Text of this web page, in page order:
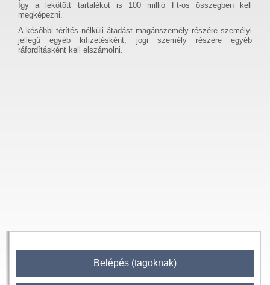
KIADVÁNYOK
KAPCSOLAT
Így a lekötött tartalékot is 100 millió Ft-os összegben kell
megképezni.
A későbbi térítés nélküli átadást magánszemély részére személyi
jellegű egyéb kifizetésként, jogi személy részére egyéb
ráfordításként kell elszámolni.
Belépés (tagoknak)